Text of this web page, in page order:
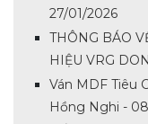
27/01/2026
THÔNG BÁO
HIỆU VRG
Ván MDF Tiêu
Hồng Nghi -